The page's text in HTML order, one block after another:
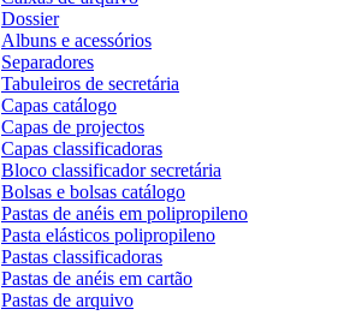
Dossier
Albuns e acessórios
Separadores
Tabuleiros de secretária
Capas catálogo
Capas de projectos
Capas classificadoras
Bloco classificador secretária
Bolsas e bolsas catálogo
Pastas de anéis em polipropileno
Pasta elásticos polipropileno
Pastas classificadoras
Pastas de anéis em cartão
Pastas de arquivo